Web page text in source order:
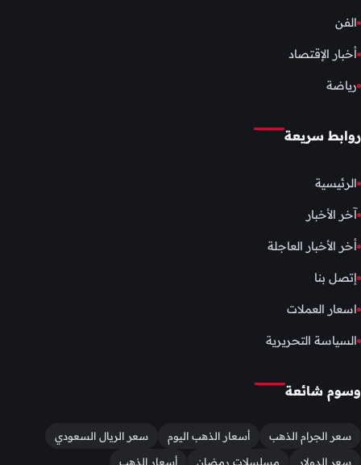
الفن
أخبار الإقتصاد
رياضة
روابط سريعة
الرئيسية
آخر الأخبار
أخر الأخبار العاجلة
إتصل بنا
اسعار العملات
السياسة التحريرية
وسوم شائعة
سعر الجرام الذهب أسعار الذهب اليوم
سعر الريال السعودي
سعر الدولار
مسلسلات رمضان أسعار الذهب